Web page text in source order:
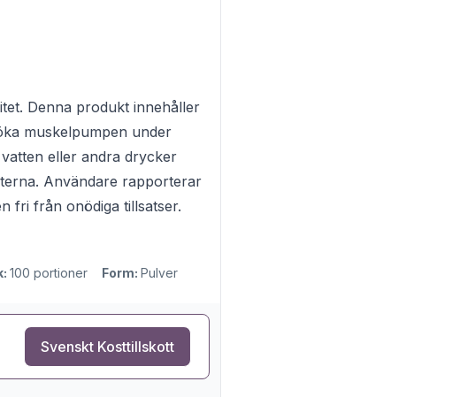
Denna produkt innehåller
muskelpumpen under
eller andra drycker
Användare rapporterar
fri från onödiga tillsatser.
100 portioner Form: Pulver
Svenskt Kosttillskott